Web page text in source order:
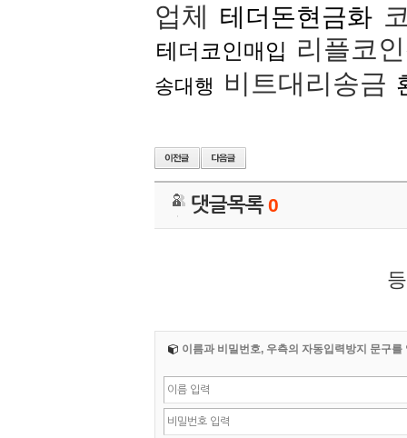
업체 테더돈현금화
테더코인매입 리플코
송대행 비트대리송금
댓글목록0
이름과 비밀번호, 우측의 자동입력방지 문구를